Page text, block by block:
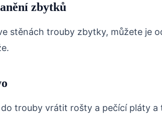
zbytků
stěnách trouby zbytky, můžete je
trouby vrátit rošty a pečící pláty a